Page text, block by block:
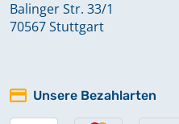
Balinger Str. 33/1
70567 Stuttgart
Unsere Bezahlarten